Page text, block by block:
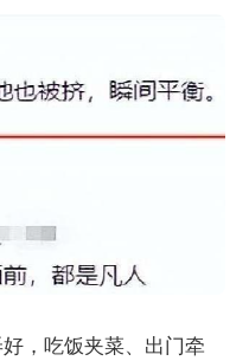
，吃饭夹菜、出门牵